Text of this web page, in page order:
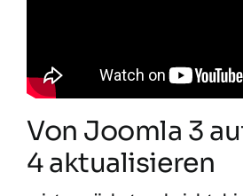
Von Joomla 3
4 aktualisieren